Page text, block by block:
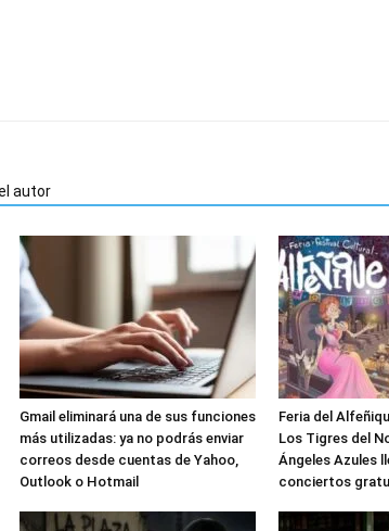
autor
Gmail eliminará una de sus funciones
más utilizadas: ya no podrás enviar
correos desde cuentas de Yahoo,
Outlook o Hotmail
Feria del
Los Tigres del
Ángeles Azules
conciertos